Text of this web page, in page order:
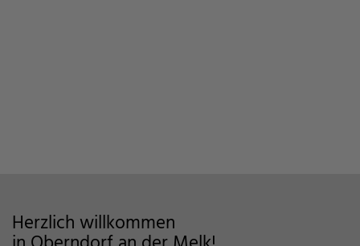
Herzlich willkommen